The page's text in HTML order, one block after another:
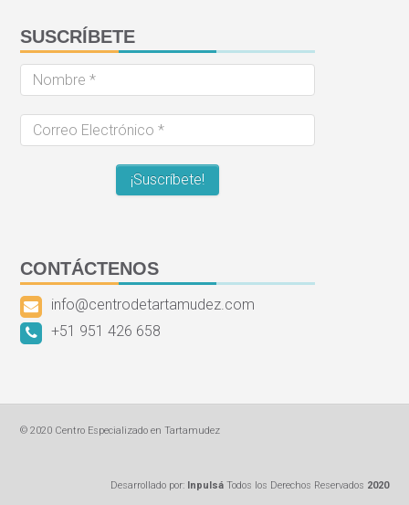
SUSCRÍBETE
CONTÁCTENOS
info@centrodetartamudez.com
+51 951 426 658
© 2020 Centro Especializado en Tartamudez
Desarrollado por: InpulsáTodos los Derechos Reservados 2020